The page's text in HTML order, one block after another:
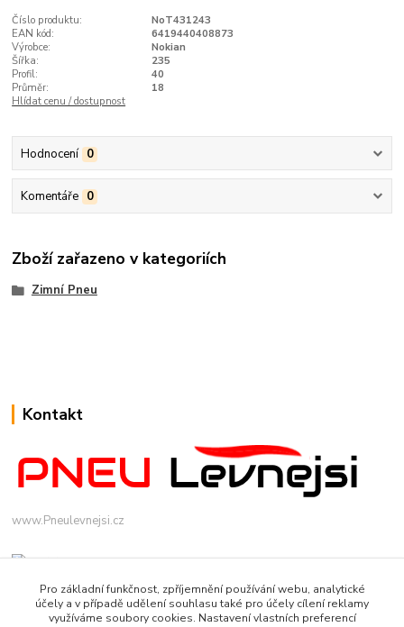
Číslo produktu:
NoT431243
EAN kód:
6419440408873
Výrobce:
Nokian
Šířka:
235
Profil:
40
Průměr:
18
Hlídat cenu / dostupnost
Hodnocení 0
Komentáře 0
Zboží zařazeno v kategoriích
Zimní Pneu
Kontakt
www.Pneulevnejsi.cz
Pro základní funkčnost, zpříjemnění používání webu, analytické
účely a v případě udělení souhlasu také pro účely cílení reklamy
využíváme soubory cookies. Nastavení vlastních preferencí